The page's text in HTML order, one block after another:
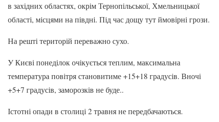
в західних областях, окрім Тернопільської, Хмельницької
області, місцями на півдні. Під час дощу тут ймовірні грози.
На решті територій переважно сухо.
У Києві понеділок очікується теплим, максимальна
температура повітря становитиме +15+18 градусів. Вночі
+5+7 градусів, заморозків не буде..
Істотні опади в столиці 2 травня не передбачаються.